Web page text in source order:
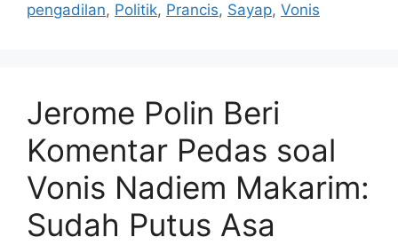
pengadilan, Politik, Prancis, Sayap, Vonis
Jerome Polin Beri
Komentar Pedas soal
Vonis Nadiem Makarim:
Sudah Putus Asa